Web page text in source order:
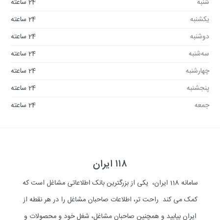
شنبه
24 ساعته
یکشنبه
24 ساعته
دوشنبه
24 ساعته
سه‌شنبه
24 ساعته
چهارشنبه
24 ساعته
پنجشنبه
24 ساعته
جمعه
24 ساعته
۱۱۸ ایران
سامانه 118 ایران، یکی از بزرگترین بانک اطلاعاتی مشاغل است که
کمک می کند راحت تر، اطلاعات صاحبان مشاغل را در هر نقطه از
ایران بیابید و همچنین صاحبان مشاغل، شغل خود و محصولات و